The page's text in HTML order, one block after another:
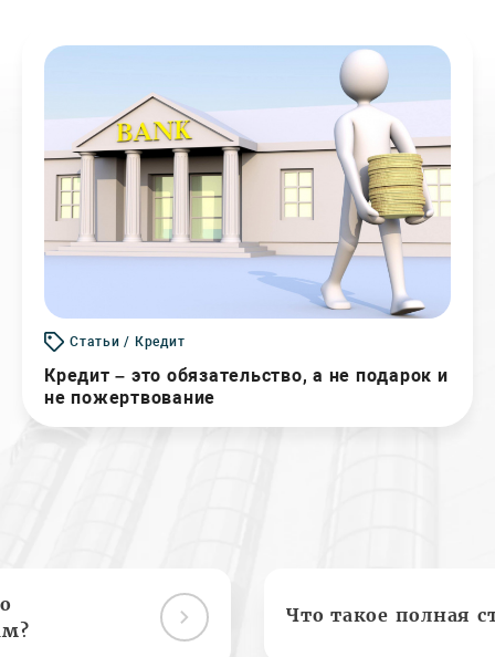
Статьи / Кредит
Кредит – это обязательство, а не подарок и
не пожертвование
Что такое полная